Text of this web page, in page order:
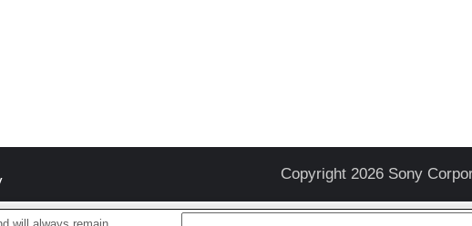
Copyright 2026 Sony